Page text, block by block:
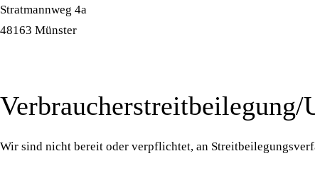
Stratmannweg 4a
48163 Münster
Wir sind nicht bereit oder verpflichtet, an